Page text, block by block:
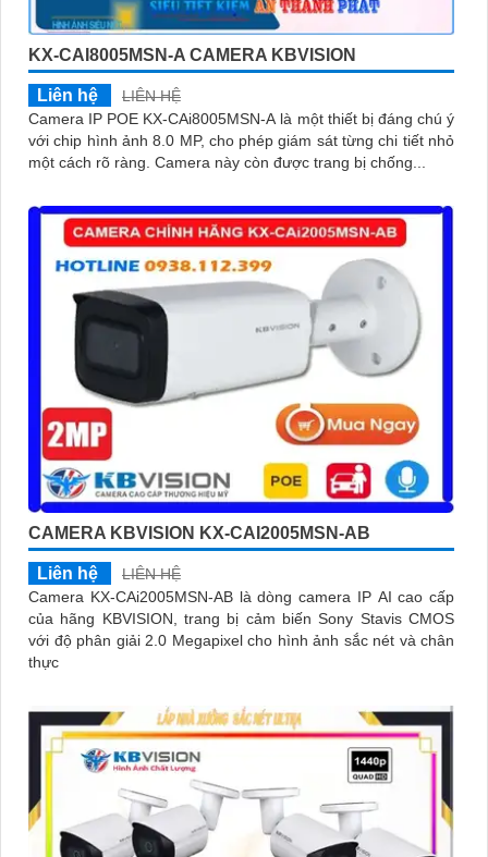
KX-CAI8005MSN-A CAMERA KBVISION
Liên hệ
LIÊN HỆ
Camera IP POE KX-CAi8005MSN-A là một thiết bị đáng chú ý
với chip hình ảnh 8.0 MP, cho phép giám sát từng chi tiết nhỏ
một cách rõ ràng. Camera này còn được trang bị chống...
CAMERA KBVISION KX-CAI2005MSN-AB
Liên hệ
LIÊN HỆ
Camera KX-CAi2005MSN-AB là dòng camera IP AI cao cấp
của hãng KBVISION, trang bị cảm biến Sony Stavis CMOS
với độ phân giải 2.0 Megapixel cho hình ảnh sắc nét và chân
thực